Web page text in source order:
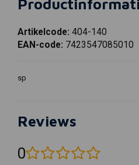
Artikelcode: 404-140
EAN-code: 7423547085010
sp
Reviews
0